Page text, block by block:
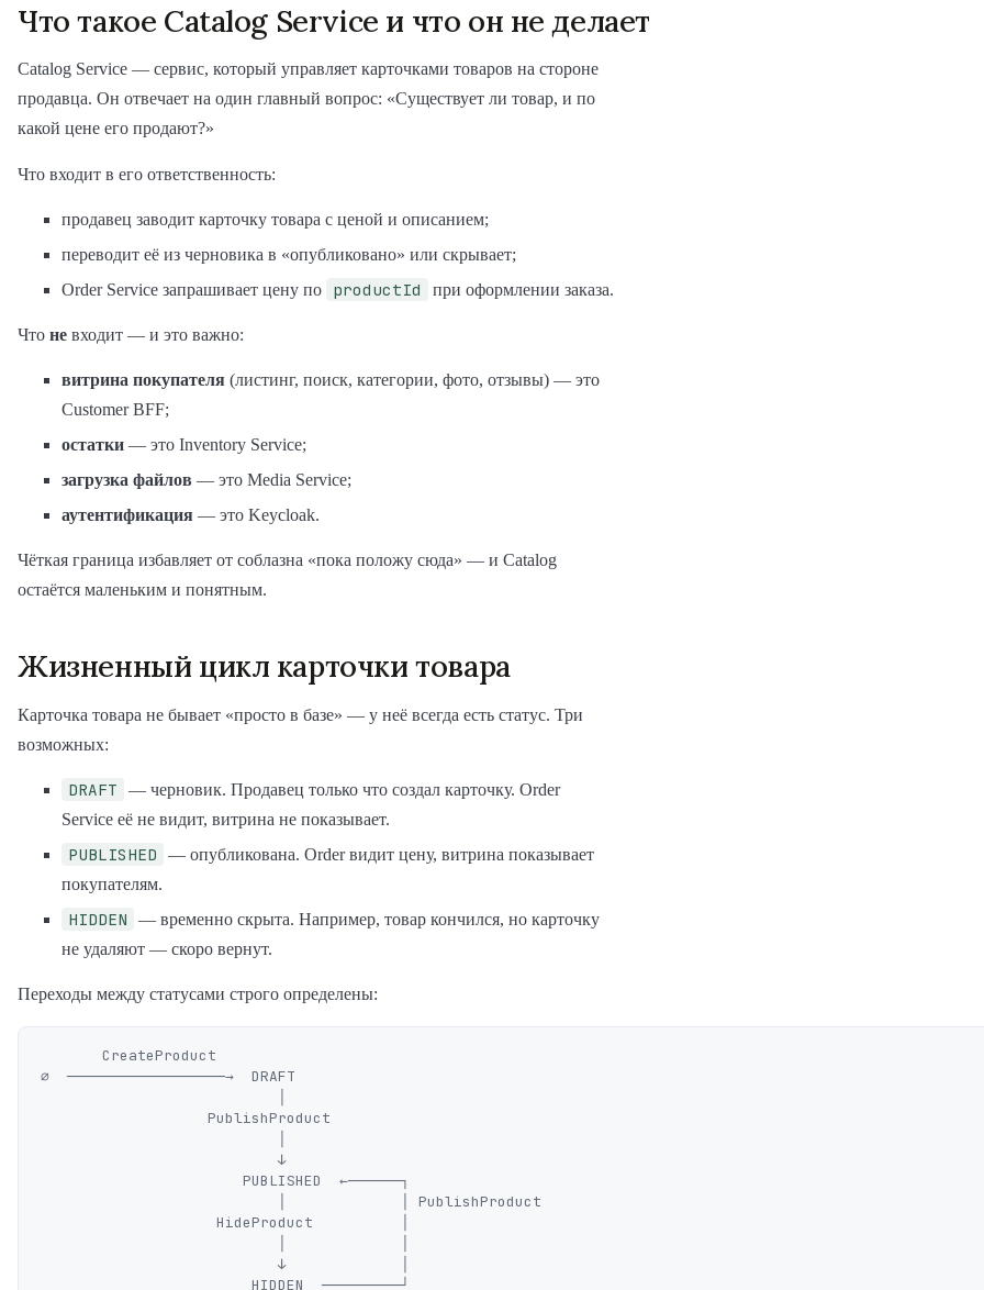
Что такое Catalog Service и что он не делает
Catalog Service — сервис, который управляет карточками товаров на стороне
продавца. Он отвечает на один главный вопрос: «Существует ли товар, и по
какой цене его продают?»
Что входит в его ответственность:
продавец заводит карточку товара с ценой и описанием;
переводит её из черновика в «опубликовано» или скрывает;
Order Service запрашивает цену по
productId при оформлении заказа.
Что не входит — и это важно:
витрина покупателя (листинг, поиск, категории, фото, отзывы) — это
Customer BFF;
остатки — это Inventory Service;
загрузка файлов — это Media Service;
аутентификация — это Keycloak.
Чёткая граница избавляет от соблазна «пока положу сюда» — и Catalog
остаётся маленьким и понятным.
Жизненный цикл карточки товара
Карточка товара не бывает «просто в базе» — у неё всегда есть статус. Три
возможных:
DRAFT
— черновик. Продавец только что создал карточку. Order
Service её не видит, витрина не показывает.
PUBLISHED
— опубликована. Order видит цену, витрина показывает
покупателям.
HIDDEN
— временно скрыта. Например, товар кончился, но карточку
не удаляют — скоро вернут.
Переходы между статусами строго определены:
∅  ──────────────────→  DRAFT